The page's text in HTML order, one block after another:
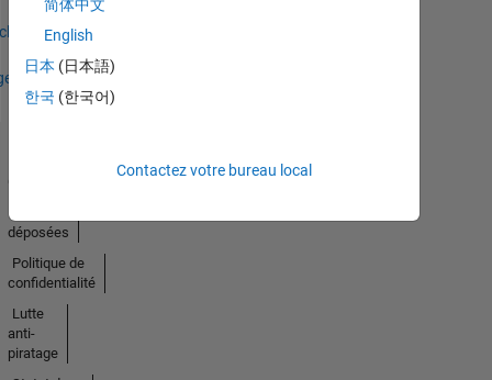
Earned
简体中文
English
日本 (日本語)
한국 (한국어)
Contactez votre bureau local
déposées
Politique de
confidentialité
Lutte
anti-
piratage